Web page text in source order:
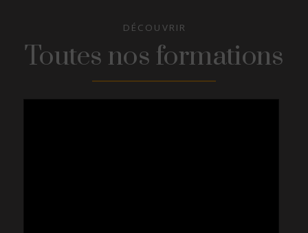
DÉCOUVRIR
Toutes nos formations